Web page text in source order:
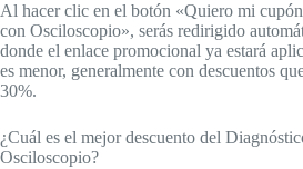
Al hacer clic en el botón «Quiero mi
con Osciloscopio», serás redirigido
donde el enlace promocional ya estará
es menor, generalmente con descuentos
30%.
¿Cuál es el mejor descuento del
Osciloscopio?